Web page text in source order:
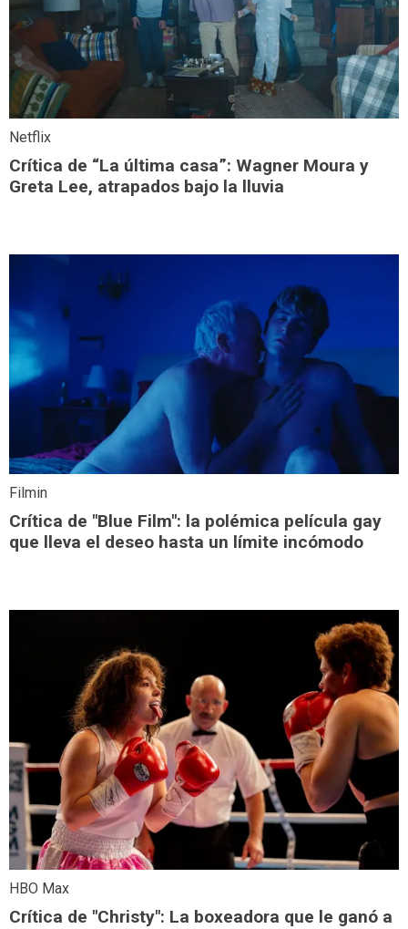
Netflix
Crítica de “La última casa”: Wagner Moura y
Greta Lee, atrapados bajo la lluvia
Filmin
Crítica de "Blue Film": la polémica película gay
que lleva el deseo hasta un límite incómodo
HBO Max
Crítica de "Christy": La boxeadora que le ganó a